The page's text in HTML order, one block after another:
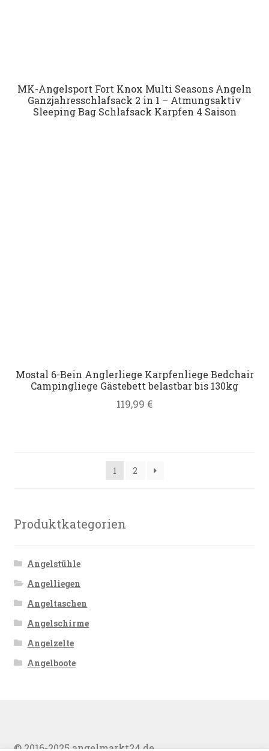
MK-Angelsport Fort Knox Multi Seasons Angeln
Ganzjahresschlafsack 2 in 1 – Atmungsaktiv
Sleeping Bag Schlafsack Karpfen 4 Saison
Mostal 6-Bein Anglerliege Karpfenliege Bedchair
Campingliege Gästebett belastbar bis 130kg
119,99 €
1 2
Produktkategorien
Angelstühle
Angelliegen
Angeltaschen
Angelschirme
Angelzelte
Angelboote
© 2016-2025 angelmarkt24.de